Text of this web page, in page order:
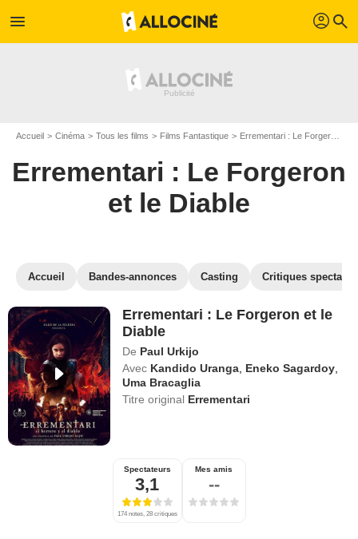
menu profil search
Accueil Cinéma Tous les films Films Fantastique Errementari : Le Forgeron et le Diable
Errementari : Le Forgeron
et le Diable
Accueil Bandes-annonces Casting Critiques
Errementari : Le Forgeron et le
Diable
De Paul Urkijo
Avec Kandido Uranga Eneko Sagardoy
Uma Bracaglia
Titre original Errementari
Spectateurs
3,1
174 notes, 28 critiques
Mes amis
--